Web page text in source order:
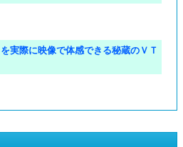
実際に映像で体感できる秘蔵のＶＴ